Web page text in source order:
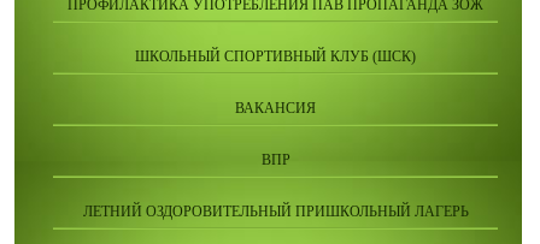
ПРОФИЛАКТИКА УПОТРЕБЛЕНИЯ ПАВ ПРОПАГАНДА ЗОЖ
ШКОЛЬНЫЙ СПОРТИВНЫЙ КЛУБ (ШСК)
ВАКАНСИЯ
ВПР
ЛЕТНИЙ ОЗДОРОВИТЕЛЬНЫЙ ПРИШКОЛЬНЫЙ ЛАГЕРЬ